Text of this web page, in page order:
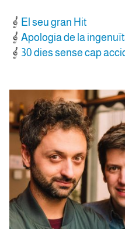
El seu gran Hit
Apologia de la
30 dies sense cap